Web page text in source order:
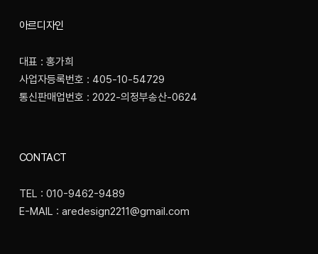
아르디자인
대표 : 홍가희
사업자등록번호 : 405-10-54729
통신판매업번호 : 2022-의정부송산-0624
CONTACT
TEL : 010-9462-9489
E-MAIL : aredesign2211@gmail.com